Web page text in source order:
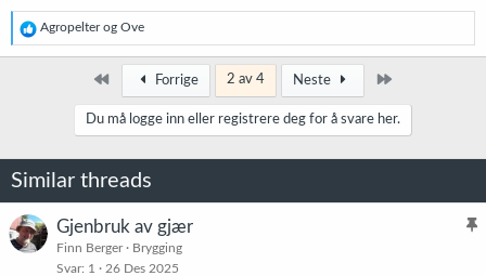
R
e
a
r
Agropelterog Ove
Først Forrige 2 av 4 Neste
Du må logge inn eller registrere deg for å svare her.
Similar threads
K
Gjenbruk av gjær
Finn Berger
Brygging
Svar 1 26 Des 2025